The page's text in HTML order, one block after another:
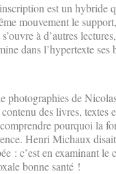
est un hybride
mouvement le
à d’autres
dans l’hypertexte ses
photographies de
des livres, textes
pourquoi la
Henri Michaux
: c’est en examinant le
bonne santé !